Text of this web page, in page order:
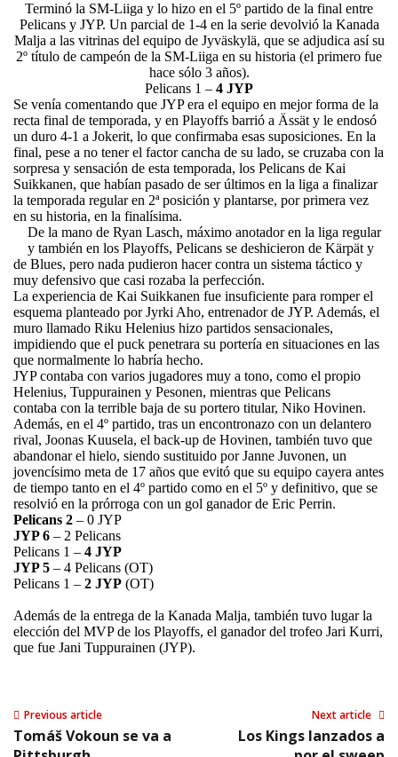
Terminó la SM-Liiga y lo hizo en el 5º partido de la final entre
Pelicans y JYP. Un parcial de 1-4 en la serie devolvió la Kanada
Malja a las vitrinas del equipo de Jyväskylä, que se adjudica así su
2º título de campeón de la SM-Liiga en su historia (el primero fue
hace sólo 3 años).
Pelicans 1 – 4 JYP
Se venía comentando que JYP era el equipo en mejor forma de la
recta final de temporada, y en Playoffs barrió a Ässät y le endosó
un duro 4-1 a Jokerit, lo que confirmaba esas suposiciones. En la
final, pese a no tener el factor cancha de su lado, se cruzaba con la
sorpresa y sensación de esta temporada, los Pelicans de Kai
Suikkanen, que habían pasado de ser últimos en la liga a finalizar
la temporada regular en 2ª posición y plantarse, por primera vez
en su historia, en la finalísima.
De la mano de Ryan Lasch, máximo anotador en la liga regular
y también en los Playoffs, Pelicans se deshicieron de Kärpät y
de Blues, pero nada pudieron hacer contra un sistema táctico y
muy defensivo que casi rozaba la perfección.
La experiencia de Kai Suikkanen fue insuficiente para romper el
esquema planteado por Jyrki Aho, entrenador de JYP. Además, el
muro llamado Riku Helenius hizo partidos sensacionales,
impidiendo que el puck penetrara su portería en situaciones en las
que normalmente lo habría hecho.
JYP contaba con varios jugadores muy a tono, como el propio
Helenius, Tuppurainen y Pesonen, mientras que Pelicans
contaba con la terrible baja de su portero titular, Niko Hovinen.
Además, en el 4º partido, tras un encontronazo con un delantero
rival, Joonas Kuusela, el back-up de Hovinen, también tuvo que
abandonar el hielo, siendo sustituido por Janne Juvonen, un
jovencísimo meta de 17 años que evitó que su equipo cayera antes
de tiempo tanto en el 4º partido como en el 5º y definitivo, que se
resolvió en la prórroga con un gol ganador de Eric Perrin.
Pelicans 2 – 0 JYP
JYP 6 – 2 Pelicans
Pelicans 1 – 4 JYP
JYP 5 – 4 Pelicans (OT)
Pelicans 1 – 2 JYP (OT)
Además de la entrega de la Kanada Malja, también tuvo lugar la
elección del MVP de los Playoffs, el ganador del trofeo Jari Kurri,
que fue Jani Tuppurainen (JYP).
Previous article
Tomáš Vokoun se va a
Next article
Los Kings lanzados a